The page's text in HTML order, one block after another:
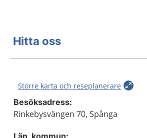
Hitta oss
Större karta och reseplanerare
Besöksadress:
Rinkebysvängen 70, Spånga
Län, kommun: